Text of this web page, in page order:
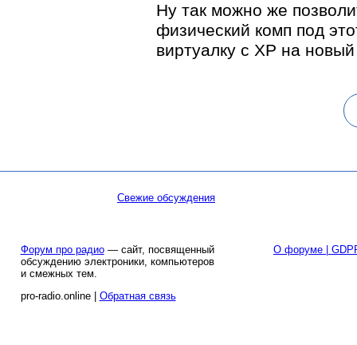
Ну так можно же
физический комп под
виртуалку с XP на
Свежие обсуждения
Форум про радио— сайт, посвященный
обсуждению электроники, компьютеров
и смежных тем.
pro-radio.online | Обратная связь
О форуме |